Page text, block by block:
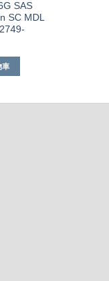
SAS
SC MDL
車